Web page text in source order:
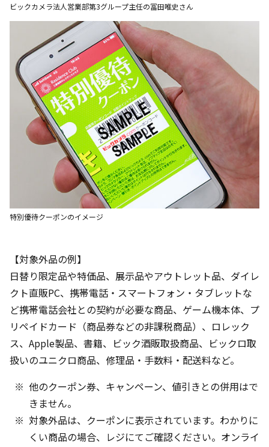
ビックカメラ法人営業部第3グループ主任の冨田唯史さん
特別優待クーポンのイメージ
【対象外品の例】
日替り限定品や特価品、展示品やアウトレット品、ダイレ
クト直販PC、携帯電話・スマートフォン・タブレットな
ど携帯電話会社との契約が必要な商品、ゲーム機本体、プ
リペイドカード（商品券などの非課税商品）、ロレック
ス、Apple製品、書籍、ビック酒販取扱商品、ビックロ取
扱いのユニクロ商品、修理品・手数料・配送料など。
他のクーポン券、キャンペーン、値引きとの併用はで
きません。
対象外品は、クーポンに表示されています。わかりに
くい商品の場合、レジにてご確認ください。オンライ